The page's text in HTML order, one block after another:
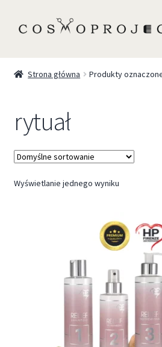
Trychologia
O Nas
Szkolenia
Strona główna Produkty
rytuał
Wyświetlanie jednego wyniku